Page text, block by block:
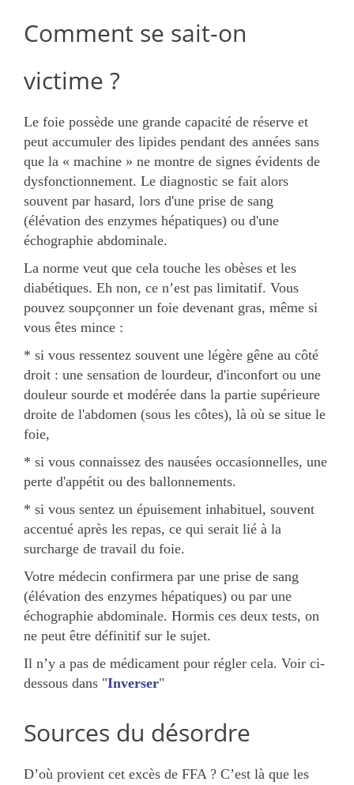
Comment se sait-on
victime ?
Le foie possède une grande capacité de réserve et
peut accumuler des lipides pendant des années sans
que la « machine » ne montre de signes évidents de
dysfonctionnement. Le diagnostic se fait alors
souvent par hasard, lors d'une prise de sang
(élévation des enzymes hépatiques) ou d'une
échographie abdominale.
La norme veut que cela touche les obèses et les
diabétiques. Eh non, ce n’est pas limitatif. Vous
pouvez soupçonner un foie devenant gras, même si
vous êtes mince :
* si vous ressentez souvent une légère gêne au côté
droit : une sensation de lourdeur, d'inconfort ou une
douleur sourde et modérée dans la partie supérieure
droite de l'abdomen (sous les côtes), là où se situe le
foie,
* si vous connaissez des nausées occasionnelles, une
perte d'appétit ou des ballonnements.
* si vous sentez un épuisement inhabituel, souvent
accentué après les repas, ce qui serait lié à la
surcharge de travail du foie.
Votre médecin confirmera par une prise de sang
(élévation des enzymes hépatiques) ou par une
échographie abdominale. Hormis ces deux tests, on
ne peut être définitif sur le sujet.
Il n’y a pas de médicament pour régler cela. Voir ci-
dessous dans "Inverser"
Sources du désordre
D’où provient cet excès de FFA ? C’est là que les